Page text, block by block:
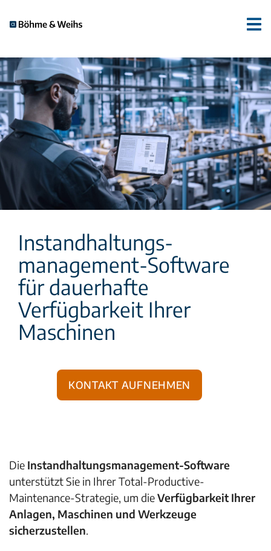
Instandhaltungs­
management-Software
für dauerhafte
Verfügbarkeit Ihrer
Maschinen
Kontakt aufnehmen
Die Instandhaltungsmanagement-Software
unterstützt Sie in Ihrer Total-Productive-
Maintenance-Strategie, um dieVerfügbarkeit Ihrer
Anlagen, Maschinen und Werkzeuge
sicherzustellen.